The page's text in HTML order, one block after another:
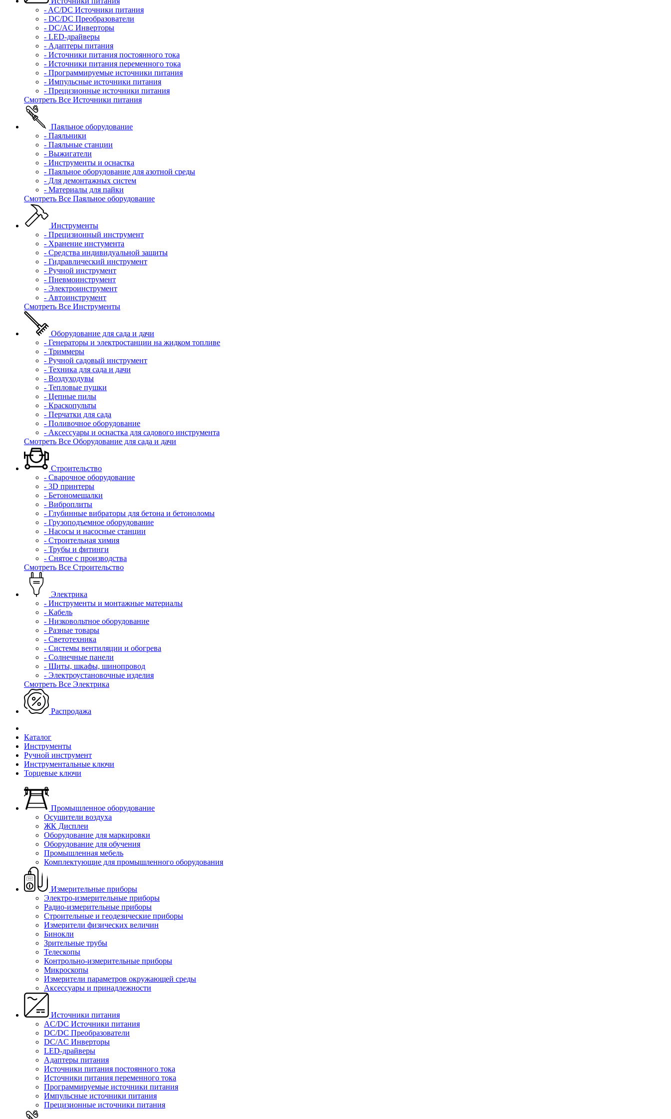
- AC/DC Источники питания
- DC/DC Преобразователи
- DC/AC Инверторы
- LED-драйверы
- Адаптеры питания
- Источники питания постоянного тока
- Источники питания переменного тока
- Программируемые источники питания
- Импульсные источники питания
- Прецизионные источники питания
Смотреть Все Источники питания
Паяльное оборудование
- Паяльники
- Паяльные станции
- Выжигатели
- Инструменты и оснастка
- Паяльное оборудование для азотной среды
- Для демонтажных систем
- Материалы для пайки
Смотреть Все Паяльное оборудование
Инструменты
- Прецизионный инструмент
- Хранение инстумента
- Средства индивидуальной защиты
- Гидравлический инструмент
- Ручной инструмент
- Пневмоинструмент
- Электроинструмент
- Автоинструмент
Смотреть Все Инструменты
Оборудование для сада и дачи
- Генераторы и электростанции на жидком топливе
- Триммеры
- Ручной садовый инструмент
- Техника для сада и дачи
- Воздуходувы
- Тепловые пушки
- Цепные пилы
- Краскопульты
- Перчатки для сада
- Поливочное оборудование
- Аксессуары и оснастка для садового инструмента
Смотреть Все Оборудование для сада и дачи
Строительство
- Сварочное оборудование
- 3D принтеры
- Бетономешалки
- Виброплиты
- Глубинные вибраторы для бетона и бетоноломы
- Грузоподъемное оборудование
- Насосы и насосные станции
- Строительная химия
- Трубы и фитинги
- Снятое с производства
Смотреть Все Строительство
Электрика
- Инструменты и монтажные материалы
- Кабель
- Низковольтное оборудование
- Разные товары
- Светотехника
- Системы вентиляции и обогрева
- Солнечные панели
- Щиты, шкафы, шинопровод
- Электроустановочные изделия
Смотреть Все Электрика
Распродажа
Каталог
Инструменты
Ручной инструмент
Инструментальные ключи
Торцевые ключи
Промышленное оборудование
Осушители воздуха
ЖК Дисплеи
Оборудование для маркировки
Оборудование для обучения
Промышленная мебель
Комплектующие для промышленного оборудования
Измерительные приборы
Электро-измерительные приборы
Радио-измерительные приборы
Строительные и геодезические приборы
Измерители физических величин
Бинокли
Зрительные трубы
Телескопы
Контрольно-измерительные приборы
Микроскопы
Измерители параметров окружающей среды
Аксессуары и принадлежности
Источники питания
AC/DC Источники питания
DC/DC Преобразователи
DC/AC Инверторы
LED-драйверы
Адаптеры питания
Источники питания постоянного тока
Источники питания переменного тока
Программируемые источники питания
Импульсные источники питания
Прецизионные источники питания